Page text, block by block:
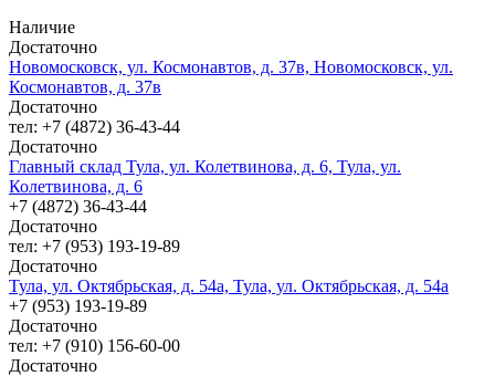
Наличие
Достаточно
Новомосковск, ул. Космонавтов, д. 37в, Новомосковск, ул.
Космонавтов, д. 37в
Достаточно
тел: +7 (4872) 36-43-44
Достаточно
Главный склад Тула, ул. Колетвинова, д. 6, Тула, ул.
Колетвинова, д. 6
+7 (4872) 36-43-44
Достаточно
тел: +7 (953) 193-19-89
Достаточно
Тула, ул. Октябрьская, д. 54а, Тула, ул. Октябрьская, д. 54а
+7 (953) 193-19-89
Достаточно
тел: +7 (910) 156-60-00
Достаточно